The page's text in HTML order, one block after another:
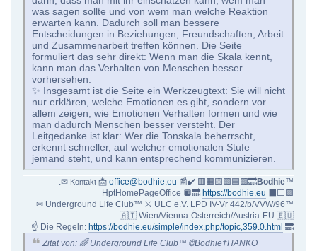
was sagen sollte und von wem man welche Reaktion
erwarten kann. Dadurch soll man bessere
Entscheidungen in Beziehungen, Freundschaften, Arbeit
und Zusammenarbeit treffen können. Die Seite
formuliert das sehr direkt: Wenn man die Skala kennt,
kann man das Verhalten von Menschen besser
vorhersehen.
✨ Insgesamt ist die Seite ein Werkzeugtext: Sie will nicht
nur erklären, welche Emotionen es gibt, sondern vor
allem zeigen, wie Emotionen Verhalten formen und wie
man dadurch Menschen besser versteht. Der
Leitgedanke ist klar: Wer die Tonskala beherrscht,
erkennt schneller, auf welcher emotionalen Stufe
jemand steht, und kann entsprechend kommunizieren.
.✉ Kontakt 📩 office@bodhie.eu 📰✔️ 🟥🟧🟨🟩🟦🟪🔜Bodhie™
HptHomePageOffice 🔲🔜 https://bodhie.eu ⬛️⬜️🟪
✉ Underground Life Club™ ⚔ ULC e.V. LPD IV-Vr 442/b/VVW/96™
🇦🇹 Wien/Vienna-Österreich/Austria-EU 🇪🇺
☝ Die Regeln: https://bodhie.eu/simple/index.php/topic,359.0.html 🔜
Zitat von: 🌈 Underground Life Club™ 🌐Bodhie†HANKO